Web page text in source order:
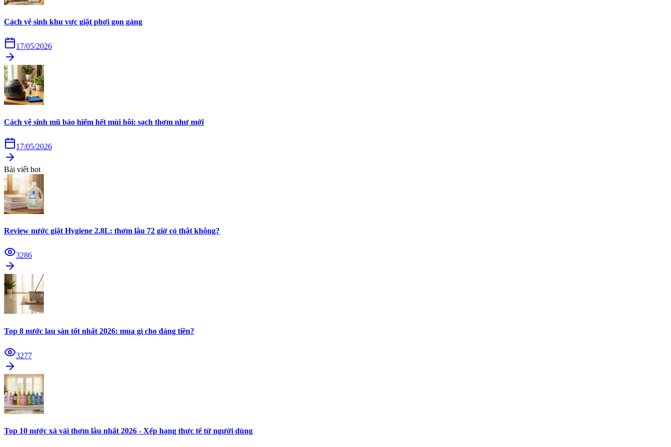
Cách vệ sinh khu vực giặt phơi gọn gàng
17/05/2026
Cách vệ sinh mũ bảo hiểm hết mùi hôi: sạch thơm như mới
17/05/2026
Bài viết hot
Review nước giặt Hygiene 2.8L: thơm lâu 72 giờ có thật không?
3286
Top 8 nước lau sàn tốt nhất 2026: mua gì cho đáng tiền?
3277
Top 10 nước xả vải thơm lâu nhất 2026 - Xếp hạng thực tế từ người dùng